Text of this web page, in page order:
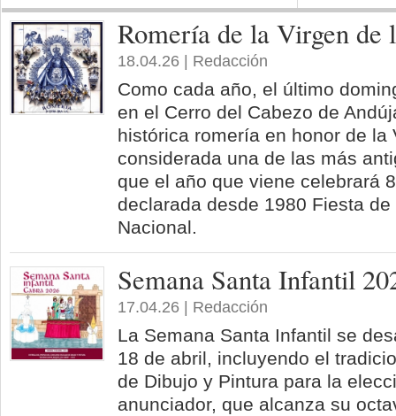
Romería de la Virgen de
18.04.26 | Redacción
Como cada año, el último
en el Cerro del Cabezo de
histórica romería en honor de la
considerada una de las más
que el año que viene celebrará
declarada desde 1980 Fiesta
Nacional.
Semana Santa Infantil
17.04.26 | Redacción
La Semana Santa Infantil se
18 de abril, incluyendo el
de Dibujo y Pintura para la
anunciador, que alcanza su